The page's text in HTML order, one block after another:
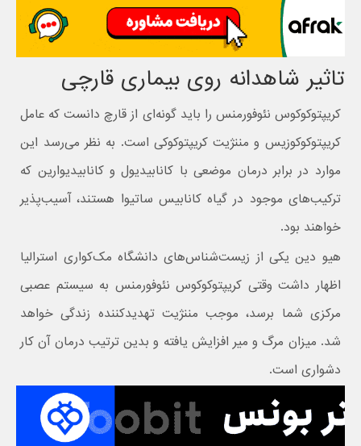
تاثیر شاهدانه روی بیماری قارچی
کریپتوکوکوس نئوفورمنس را باید گونه‌ای از قارچ دانست که عامل
کریپتوکوکوزیس و مننژیت کریپتوکوکی است. به نظر می‌رسد این
موارد در برابر درمان موضعی با کانابیدیول و کانابیدیوارین که
ترکیب‌های موجود در گیاه کانابیس ساتیوا هستند، آسیب‌پذیر
خواهند بود.
هیو دین یکی از زیست‌شناس‌های دانشگاه مک‌کواری استرالیا
اظهار داشت وقتی کریپتوکوکوس نئوفورمنس به سیستم عصبی
مرکزی شما برسد، موجب مننژیت تهدیدکننده زندگی خواهد
شد. میزان مرگ و میر افزایش یافته و بدین ترتیب درمان آن کار
دشواری است.